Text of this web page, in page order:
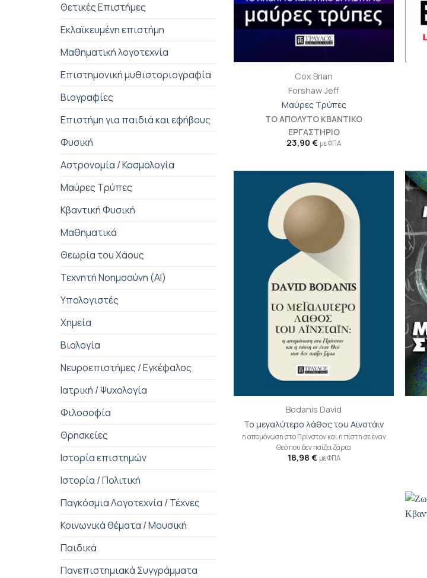
Θετικές Επιστήμες
Εκλαϊκευμένη επιστήμη
Μαθηματική λογοτεχνία
Επιστημονική μυθιστοριογραφία
Βιογραφίες
Επιστήμη για παιδιά και εφήβους
Φυσική
Αστρονομία / Κοσμολογία
Μαύρες Τρύπες
Κβαντική Φυσική
Μαθηματικά
Θεωρία του Χάους
Τεχνητή Νοημοσύνη (AI)
Υπολογιστές
Χημεία
Βιολογία
Νευροεπιστήμες / Εγκέφαλος
Ιατρική / Ψυχολογία
Φιλοσοφία
Θρησκείες
Ιστορία επιστημών
Ιστορία / Πολιτική
Παγκόσμια Λογοτεχνία / Τέχνες
Κοινωνικά θέματα / Μουσική
Παιδικά
Πανεπιστημιακά Συγγράμματα
Cox Brian
Forshaw Jeff
Μαύρες Τρύπες
ΤΟ ΑΠΟΛΥΤΟ ΚΒΑΝΤΙΚΟ
ΕΡΓΑΣΤΗΡΙΟ
23,90€ με ΦΠΑ
Προσθήκη
βιβλίου
στη λίστα
Bodanis David
Το μεγαλύτερο λάθος του Αϊνστάιν
η απομόνωση στο Πρίνστον και η πίστη σε έναν
Θεό που δεν παίζει ζάρια
18,98 € με ΦΠΑ
+